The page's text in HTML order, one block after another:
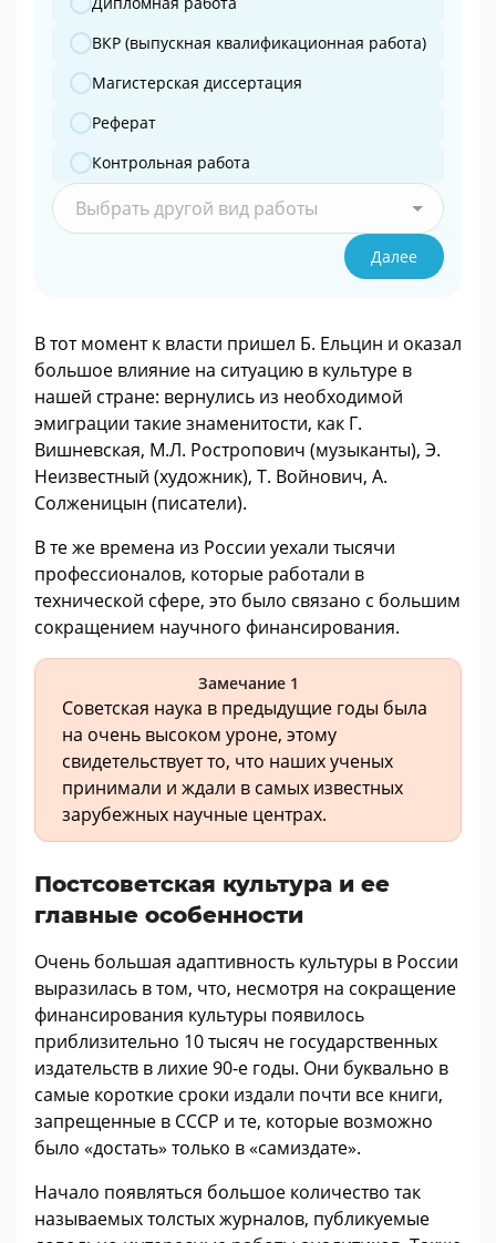
ВКР (выпускная квалификационная работа)
Магистерская диссертация
Реферат
Контрольная работа
Выбрать другой вид работы
Далее
В тот момент к власти пришел Б. Ельцин и оказал
большое влияние на ситуацию в культуре в
нашей стране: вернулись из необходимой
эмиграции такие знаменитости, как Г.
Вишневская, М.Л. Ростропович (музыканты), Э.
Неизвестный (художник), Т. Войнович, А.
Солженицын (писатели).
В те же времена из России уехали тысячи
профессионалов, которые работали в
технической сфере, это было связано с большим
сокращением научного финансирования.
Замечание 1
Советская наука в предыдущие годы была
на очень высоком уроне, этому
свидетельствует то, что наших ученых
принимали и ждали в самых известных
зарубежных научные центрах.
Постсоветская культура и ее
главные особенности
Очень большая адаптивность культуры в России
выразилась в том, что, несмотря на сокращение
финансирования культуры появилось
приблизительно 10 тысяч не государственных
издательств в лихие 90-е годы. Они буквально в
самые короткие сроки издали почти все книги,
запрещенные в СССР и те, которые возможно
было «достать» только в «самиздате».
Начало появляться большое количество так
называемых толстых журналов, публикуемые